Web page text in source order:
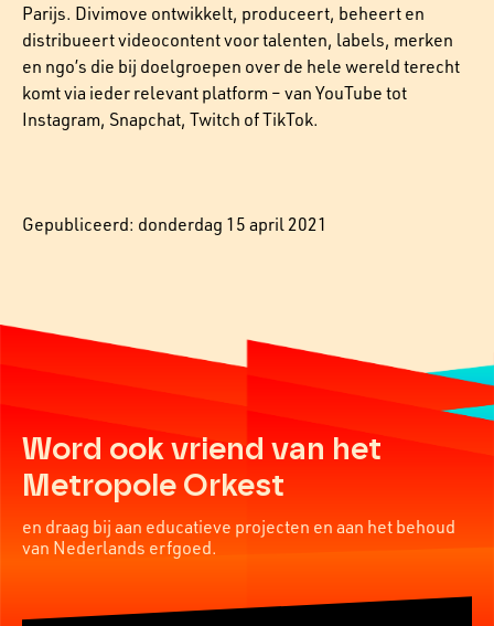
Parijs. Divimove ontwikkelt, produceert, beheert en
distribueert videocontent voor talenten, labels, merken
en ngo’s die bij doelgroepen over de hele wereld terecht
komt via ieder relevant platform – van YouTube tot
Instagram, Snapchat, Twitch of TikTok.
Gepubliceerd: donderdag 15 april 2021
Word ook vriend van het
Metropole Orkest
en draag bij aan educatieve projecten en aan het behoud
van Nederlands erfgoed.